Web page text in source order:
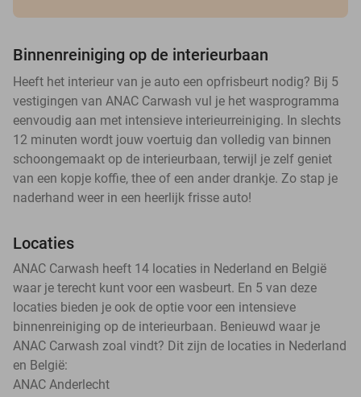
Binnenreiniging op de interieurbaan
Heeft het interieur van je auto een opfrisbeurt nodig? Bij 5
vestigingen van ANAC Carwash vul je het wasprogramma
eenvoudig aan met intensieve interieurreiniging. In slechts
12 minuten wordt jouw voertuig dan volledig van binnen
schoongemaakt op de interieurbaan, terwijl je zelf geniet
van een kopje koffie, thee of een ander drankje. Zo stap je
naderhand weer in een heerlijk frisse auto!
Locaties
ANAC Carwash heeft 14 locaties in Nederland en België
waar je terecht kunt voor een wasbeurt. En 5 van deze
locaties bieden je ook de optie voor een intensieve
binnenreiniging op de interieurbaan. Benieuwd waar je
ANAC Carwash zoal vindt? Dit zijn de locaties in Nederland
en België:
ANAC Anderlecht